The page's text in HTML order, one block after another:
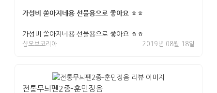
가성비 쏟아지네용 선물용으로 좋아요 ㅎㅎ
가성비 쏟아지네용 선물용으로 좋아요 ㅎㅎ
샵오브코리아 2019년 08월 18일
전통무늬펜2종-훈민정음